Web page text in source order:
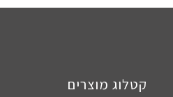
קטלוג מוצרים